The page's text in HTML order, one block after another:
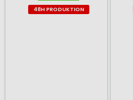
48H PRODUKTION